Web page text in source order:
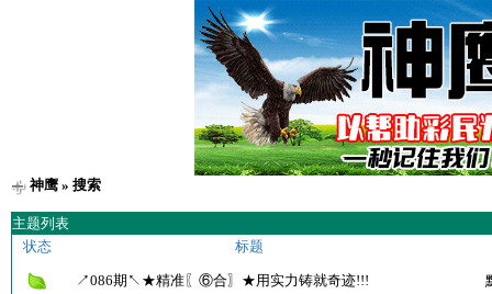
神鹰» 搜索
主题列表
状态
标题
↗086期↖★精准〖⑥合〗★用实力铸就奇迹!!!